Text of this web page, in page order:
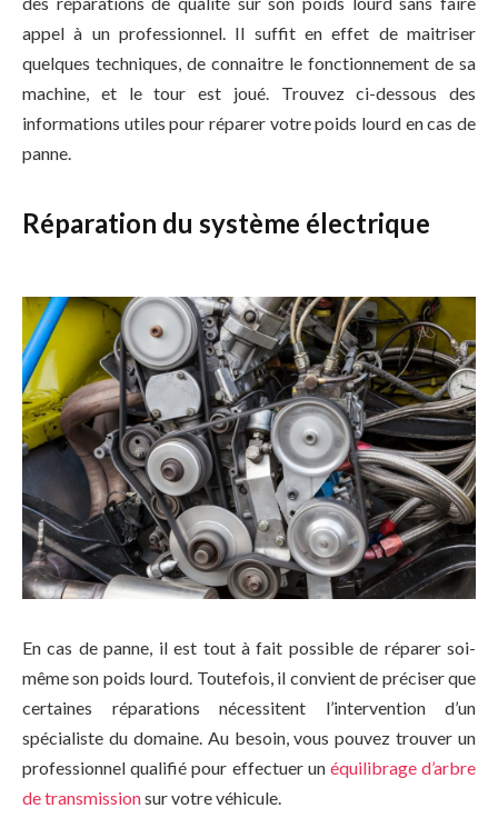
appel à un professionnel. Il suffit en effet de maitriser
quelques techniques, de connaitre le fonctionnement de sa
machine, et le tour est joué. Trouvez ci-dessous des
informations utiles pour réparer votre poids lourd en cas de
panne.
Réparation du système électrique
En cas de panne, il est tout à fait possible de réparer soi-
même son poids lourd. Toutefois, il convient de préciser que
certaines réparations nécessitent l’intervention d’un
spécialiste du domaine. Au besoin, vous pouvez trouver un
professionnel qualifié pour effectuer un équilibrage d’arbre
de transmissionsur votre véhicule.